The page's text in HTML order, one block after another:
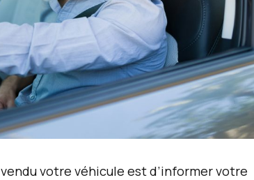
votre véhicule est d’informer votre